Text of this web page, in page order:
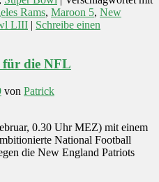
Rams, Maroon 5, New
LIII | Schreibe einen
für die NFL
von Patrick
0.30 Uhr MEZ) mit einem
National Football
die New England Patriots